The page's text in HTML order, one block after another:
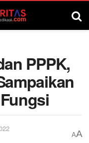
PPPK,
AA